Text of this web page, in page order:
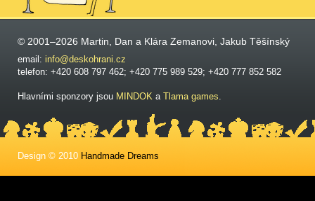
© 2001–2026 Martin, Dan a Klára Zemanovi, Jakub Těšínský
email: info@deskohrani.cz
telefon: +420 608 797 462; +420 775 989 529; +420 777 852 582
Hlavními sponzory jsou MINDOK a Tlama games.
Design © 2010 Handmade Dreams